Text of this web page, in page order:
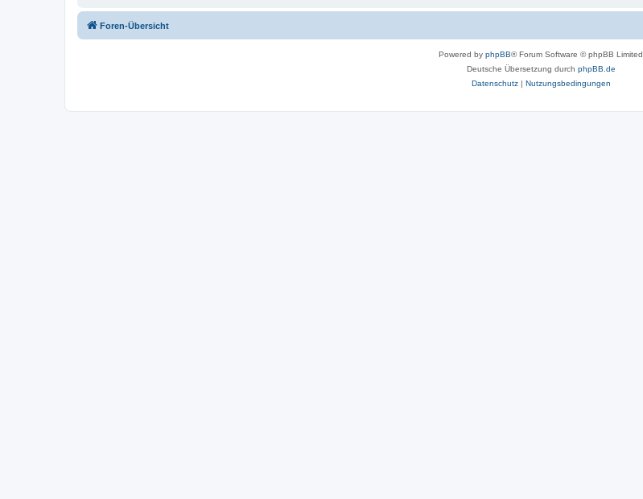
Foren-Übersicht
Powered by phpBB® Forum Software © phpBB Limited
Deutsche Übersetzung durch phpBB.de
Datenschutz| Nutzungsbedingungen